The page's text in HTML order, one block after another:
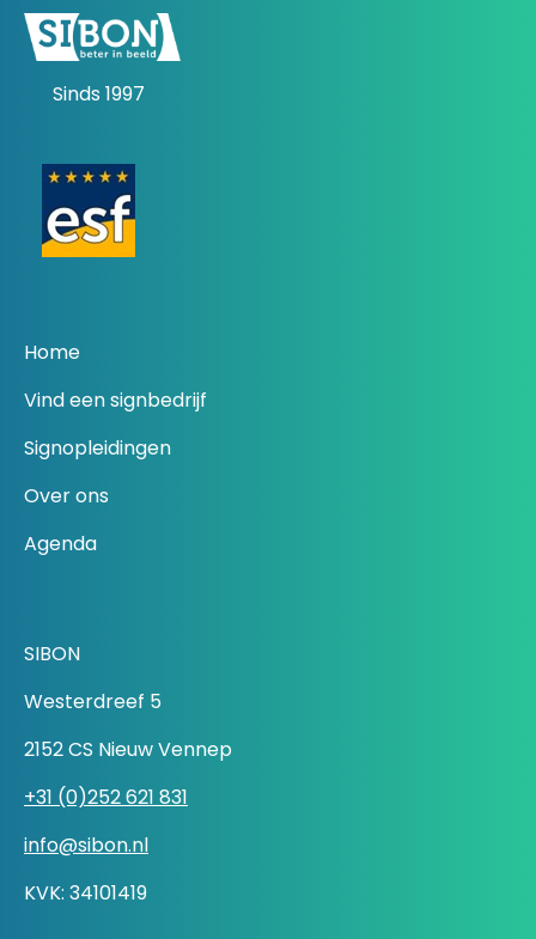
Sinds 1997
Home
Vind een signbedrijf
Signopleidingen
Over ons
Agenda
SIBON
Westerdreef 5
2152 CS Nieuw Vennep
+31 (0)252 621 831
info@sibon.nl
KVK: 34101419